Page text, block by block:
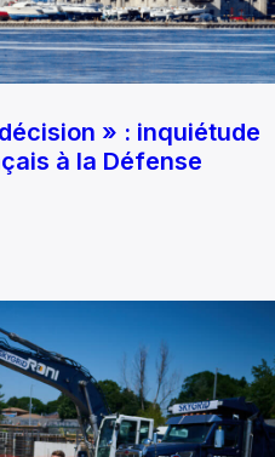
» : inquiétude
à la Défense